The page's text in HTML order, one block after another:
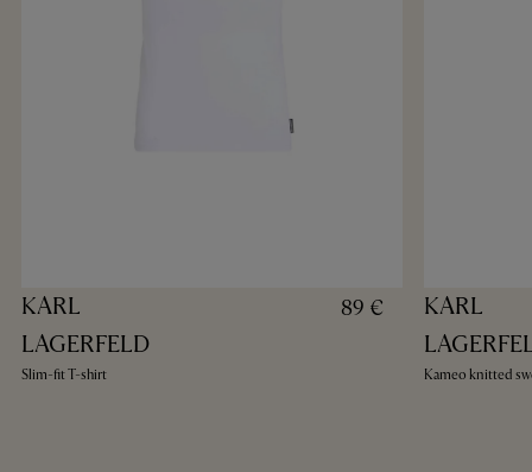
KARL
LAGERFELD
Slim-fit T-shirt
89 €
KARL
Kameo knitted